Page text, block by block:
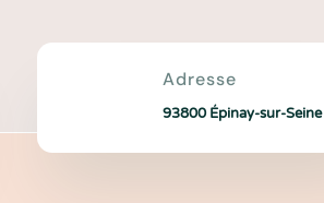
Adresse
93800 Épinay-sur-Seine